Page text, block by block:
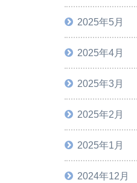
2025年5月
2025年4月
2025年3月
2025年2月
2025年1月
2024年12月